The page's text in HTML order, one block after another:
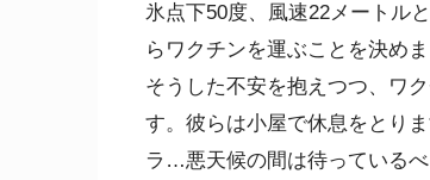
氷点下50度、風速22メートル
らワクチンを運ぶことを決め
そうした不安を抱えつつ、ワ
す。彼らは小屋で休息をとり
ラ…悪天候の間は待っているべ